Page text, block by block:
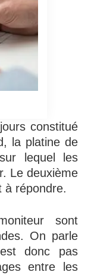
constitué
la platine de
lequel les
Le deuxième
à répondre.
sont
On parle
donc pas
entre les